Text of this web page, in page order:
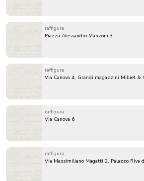
raffigura
Piazza Alessandro Manzoni 3
raffigura
Via Canova 4, Grandi magazzini Milliet &
raffigura
Via Canova 6
raffigura
Via Massimiliano Magatti 2, Palazzo Riva